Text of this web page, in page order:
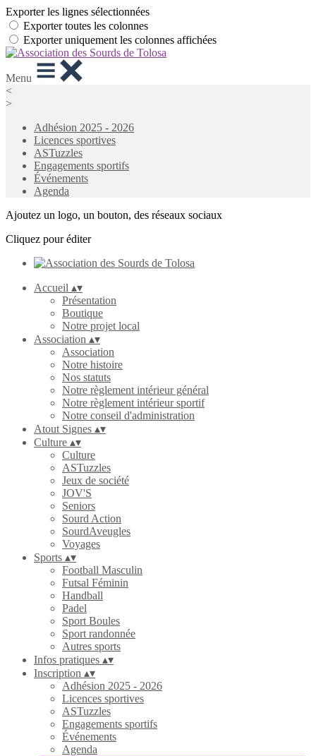
Exporter les lignes sélectionnées
Exporter toutes les colonnes
Exporter uniquement les colonnes affichées
Menu
<
>
Adhésion 2025 - 2026
Licences sportives
ASTuzzles
Engagements sportifs
Événements
Agenda
Ajoutez un logo, un bouton, des réseaux sociaux
Cliquez pour éditer
Accueil ▴▾
Présentation
Boutique
Notre projet local
Association ▴▾
Association
Notre histoire
Nos statuts
Notre règlement intérieur général
Notre règlement intérieur sportif
Notre conseil d'administration
Atout Signes ▴▾
Culture ▴▾
Culture
ASTuzzles
Jeux de société
JOV'S
Seniors
Sourd Action
SourdAveugles
Voyages
Sports ▴▾
Football Masculin
Futsal Féminin
Handball
Padel
Sport Boules
Sport randonnée
Autres sports
Infos pratiques ▴▾
Inscription ▴▾
Adhésion 2025 - 2026
Licences sportives
ASTuzzles
Engagements sportifs
Événements
Agenda